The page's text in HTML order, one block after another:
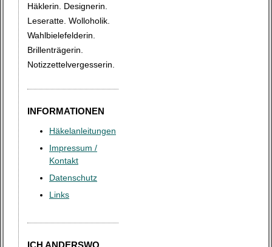
-
N
a
v
i
g
a
t
i
o
n
Häklerin. Designerin.
Leseratte. Wolloholik.
Wahlbielefelderin.
Brillenträgerin.
Notizzettelvergesserin.
INFORMATIONEN
Häkelanleitungen
Impressum /
Kontakt
Datenschutz
Links